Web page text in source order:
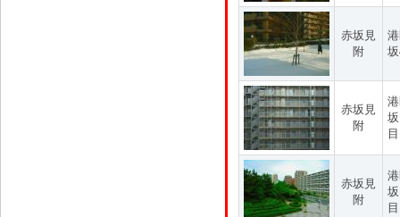
赤坂見
附
赤坂見
附
目
赤坂見
附
目